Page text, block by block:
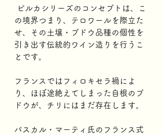
の境界つまり、テロワールを際立た
せ、その土壌・ブドウ品種の個性を
引き出す伝統的ワイン造りを行うこ
とです。
フランスではフィロキセラ禍によ
り、ほぼ途絶えてしまった自根のブ
ドウが、チリにはまだ存在します。
パスカル・マーティ氏のフランス式